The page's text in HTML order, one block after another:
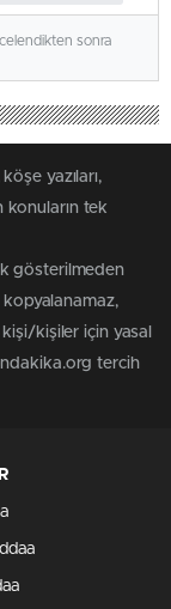
sonra
yazıları,
tek
gösterilmeden
kopyalanamaz,
kişiler için yasal
tercih